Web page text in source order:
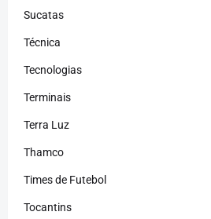
Sucatas
Técnica
Tecnologias
Terminais
Terra Luz
Thamco
Times de Futebol
Tocantins